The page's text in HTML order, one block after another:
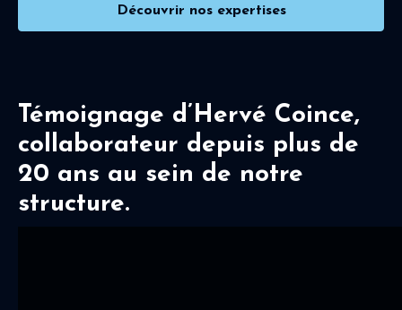
Découvrir nos expertises
Témoignage d’Hervé Coince,
collaborateur depuis plus de
20 ans au sein de notre
structure.